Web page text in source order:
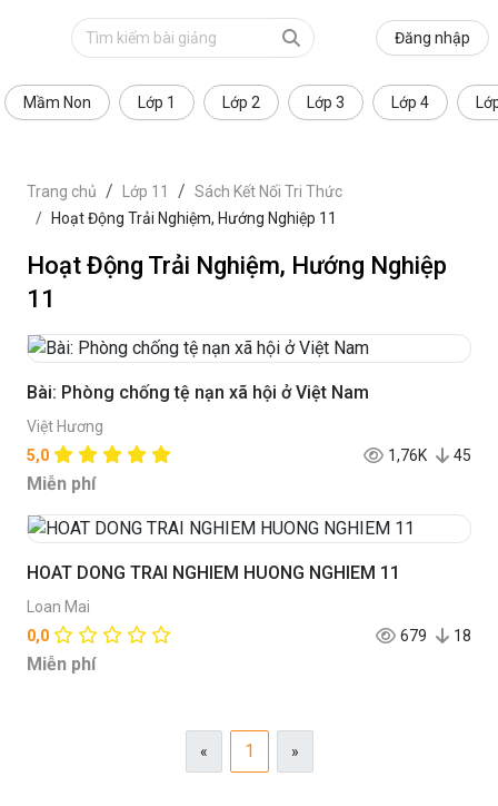
Đăng nhập
Mầm Non Lớp 1 Lớp 2 Lớp 3 Lớp 4
Trang chủ Lớp 11
Sách Kết Nối Tri Thức
Hoạt Động Trải Nghiệm, Hướng Nghiệp 11
Hoạt Động Trải Nghiệm, Hướng Nghiệp
11
Bài: Phòng chống tệ nạn xã hội ở Việt Nam
Việt Hương
5,0
1,76K 45
Miễn phí
HOAT DONG TRAI NGHIEM HUONG NGHIEM 11
Loan Mai
0,0
679 18
Miễn phí
« 1 »